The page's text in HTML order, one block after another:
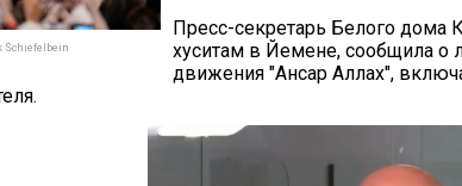
Schiefelbein
Пресс-секретарь Белого дома
хуситам в Йемене, сообщила о
движения "Ансар Аллах",